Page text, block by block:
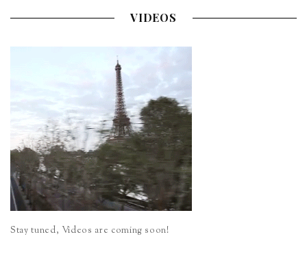
VIDEOS
Stay tuned, Videos are coming soon!